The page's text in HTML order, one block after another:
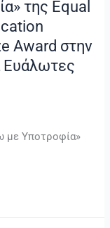
της Equal
Award στην
Ευάλωτες
με Υποτροφία»